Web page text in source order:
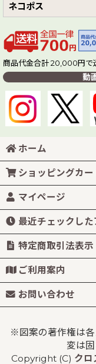
ネコポス
商品代金合計 20,000円で
動
ホーム
ショッピングカー
マイページ
最近チェックした
特定商取引法表示
ご利用案内
お問い合わせ
※図案の著作権は各
変は
Copyright (C) クロ